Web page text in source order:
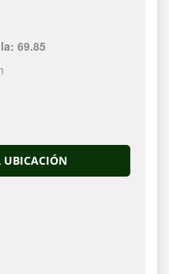
69.85
UBICACIÓN